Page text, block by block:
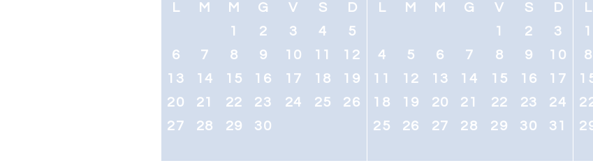
L M M G V S
D
1
2 3 4
5
6
7 8 9 10 11
12
13
14 15 16 17 18
19
20
21 22 23 24 25
26
27
28 29 30
L M M G V S
D
1
2
3
4
5 6 7 8 9
10
11
12 13 14 15 16
17
18
19 20 21 22 23
24
25
26 27 28 29 30 31
L
1
8